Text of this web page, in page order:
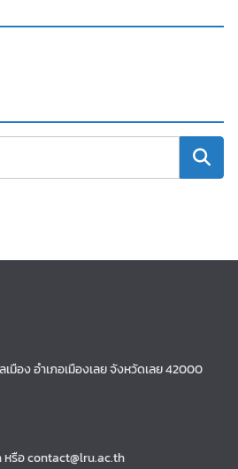
มือง อำเภอเมืองเลย จังหวัดเลย 42000
หรือ contact@lru.ac.th